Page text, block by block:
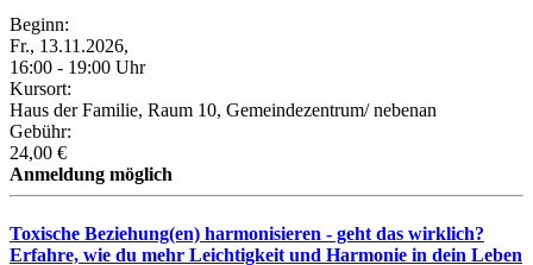
Beginn:
Fr., 13.11.2026,
16:00 - 19:00 Uhr
Kursort:
Haus der Familie, Raum 10, Gemeindezentrum/ nebenan
Gebühr:
24,00 €
Anmeldung möglich
Toxische Beziehung(en) harmonisieren - geht das wirklich?
Erfahre, wie du mehr Leichtigkeit und Harmonie in dein Leben